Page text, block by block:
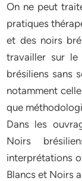
On ne peut
pratiques
et des noirs
travailler sur le
brésiliens sans
notamment
que
Dans les
Noirs
interprétations
Blancs et Noirs